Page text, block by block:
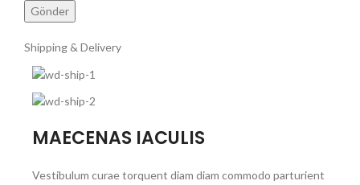
Shipping & Delivery
MAECENAS IACULIS
Vestibulum curae torquent diam diam commodo parturient